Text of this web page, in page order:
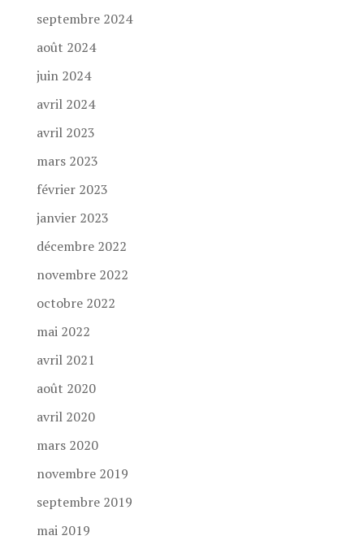
septembre 2024
août 2024
juin 2024
avril 2024
avril 2023
mars 2023
février 2023
janvier 2023
décembre 2022
novembre 2022
octobre 2022
mai 2022
avril 2021
août 2020
avril 2020
mars 2020
novembre 2019
septembre 2019
mai 2019